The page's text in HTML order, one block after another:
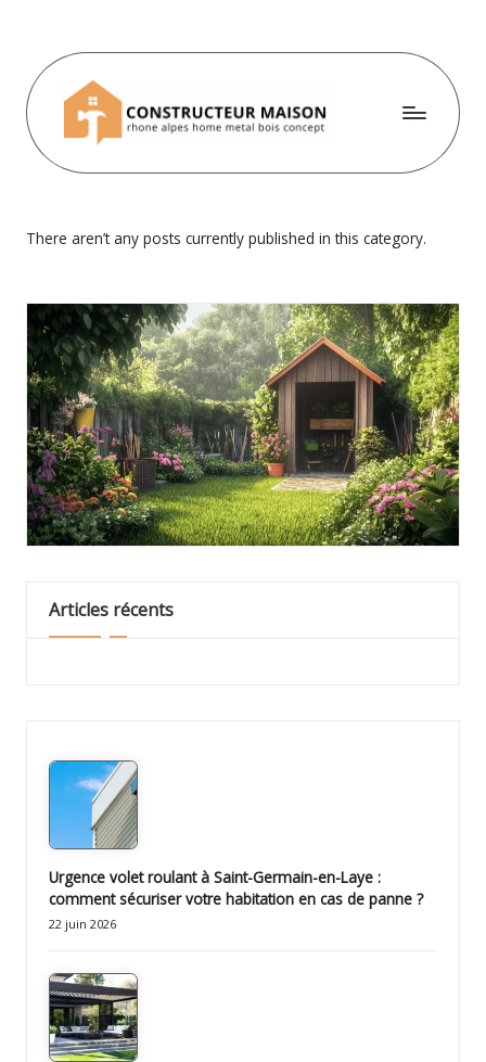
content
P
d
b
o
l
-
l
e
s
o
l
a
p
o
i
n
t
e
There aren’t any posts currently published in this category.
Articles récents
Urgence volet roulant à Saint-Germain-en-Laye :
comment sécuriser votre habitation en cas de panne ?
22 juin 2026